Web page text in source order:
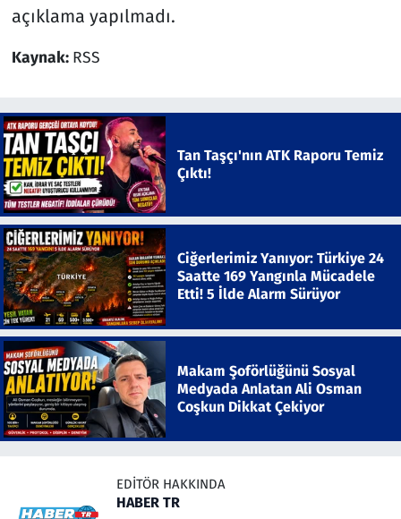
açıklama yapılmadı.
Kaynak: RSS
Tan Taşçı'nın ATK Raporu Temiz
Çıktı!
Ciğerlerimiz Yanıyor: Türkiye 24
Saatte 169 Yangınla Mücadele
Etti! 5 İlde Alarm Sürüyor
Makam Şoförlüğünü Sosyal
Medyada Anlatan Ali Osman
Coşkun Dikkat Çekiyor
EDITÖR HAKKINDA
HABER TR